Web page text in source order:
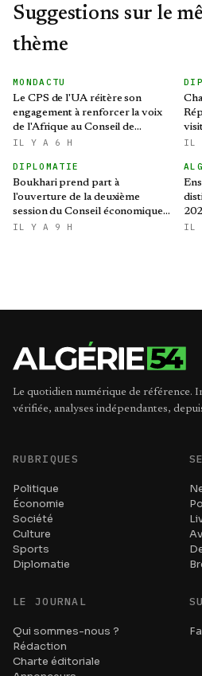
Suggestions sur le
thème
MONDACTU
Le CPS de l'UA réitère son
engagement à renforcer la voix
de l'Afrique au Conseil de
sécurité des Nations Unies
IL Y A 6 H
IL
DIPLOMATIE
Boukhari prend part à
l'ouverture de la deuxième
session du Conseil économique,
social, culturel et
IL Y A 9 H
IL
Le quotidien numérique de référence.
vérifiée, analyses indépendantes,
RUBRIQUES
Politique
Économie
Société
Culture
Sports
Diplomatie
LE JOURNAL
Qui sommes-nous ?
Rédaction
Charte éditoriale